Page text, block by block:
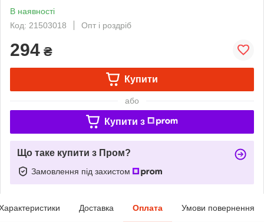
В наявності
Код: 21503018
Опт і роздріб
294 ₴
Купити
або
Купити з
Що таке купити з Пром?
Замовлення під захистом
Доставка Оплата Умови повернення